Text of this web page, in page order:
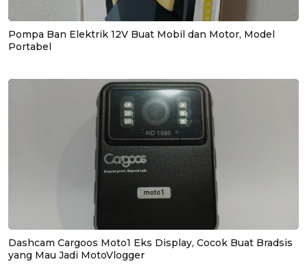
Pompa Ban Elektrik 12V Buat Mobil dan Motor, Model
Portabel
Dashcam Cargoos Moto1 Eks Display, Cocok Buat Bradsis
yang Mau Jadi MotoVlogger